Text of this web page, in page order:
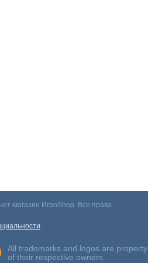
магазин ИгроShop. Все права
.
All trademarks and logos are property
of their respective owners.